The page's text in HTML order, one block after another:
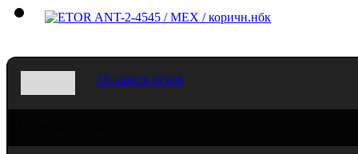
Оставить отзыв